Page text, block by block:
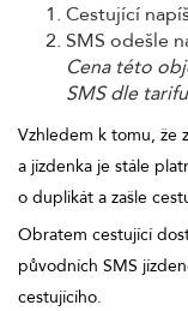
Cestující
SMS odešle
Cena této
SMS dle
Vzhledem k tomu, že
a jízdenka je stále
o duplikát a zašle
Obratem cestující
původních SMS
cestujícího.